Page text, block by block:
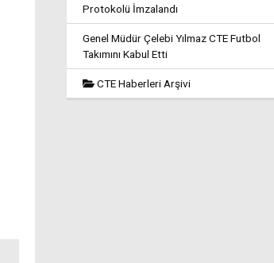
Protokolü İmzalandı
Genel Müdür Çelebi Yılmaz CTE Futbol
Takımını Kabul Etti
CTE Haberleri Arşivi